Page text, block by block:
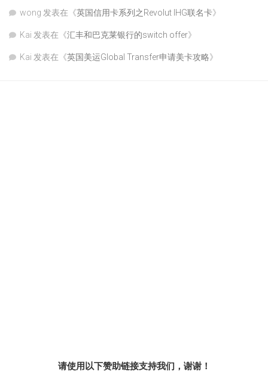
wong 发表在《英国信用卡系列之Revolut IHG联名卡》
Kai 发表在《汇丰和巴克莱银行的switch offer》
Kai 发表在《英国美运Global Transfer申请美卡攻略》
请使用以下赞助链接支持我们，谢谢！